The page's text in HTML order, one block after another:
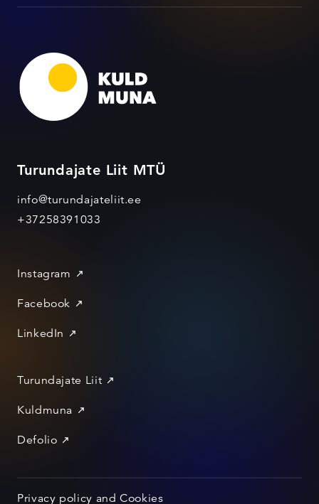
Turundajate Liit MTÜ
info@turundajateliit.ee
+37258391033
Instagram
Facebook
LinkedIn
Turundajate Liit
Kuldmuna
Defolio
Privacy policy and Cookies